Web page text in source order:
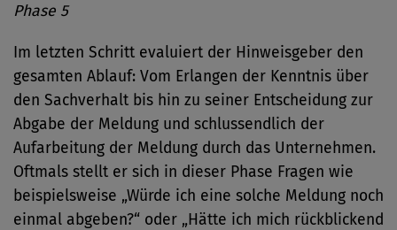
Phase 5
Im letzten Schritt evaluiert der Hinweisgeber den
gesamten Ablauf: Vom Erlangen der Kenntnis über
den Sachverhalt bis hin zu seiner Entscheidung zur
Abgabe der Meldung und schlussendlich der
Aufarbeitung der Meldung durch das Unternehmen.
Oftmals stellt er sich in dieser Phase Fragen wie
beispielsweise „Würde ich eine solche Meldung noch
einmal abgeben?“ oder „Hätte ich mich rückblickend